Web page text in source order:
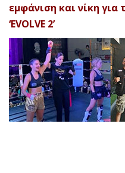
εμφάνιση και νίκη
‘EVOLVE 2’